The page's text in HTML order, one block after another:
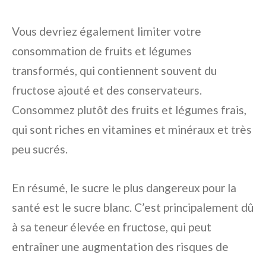
Vous devriez également limiter votre
consommation de fruits et légumes
transformés, qui contiennent souvent du
fructose ajouté et des conservateurs.
Consommez plutôt des fruits et légumes frais,
qui sont riches en vitamines et minéraux et très
peu sucrés.
En résumé, le sucre le plus dangereux pour la
santé est le sucre blanc. C’est principalement dû
à sa teneur élevée en fructose, qui peut
entraîner une augmentation des risques de